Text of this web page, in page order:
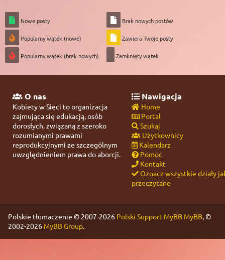
Nowe posty
Popularny wątek (nowe)
Popularny wątek (brak nowych)
Brak nowych postów
Zawiera Twoje posty
Zamknięty wątek
O nas
Kobiety w Sieci to organizacja
zajmująca się edukacją, osób
dorosłych, związaną z szeroko
rozumianymi prawami
reprodukcyjnymi ze szczególnym
uwzględnieniem prawa do aborcji.
Nawigacja
Home
Portal
Szukaj
Użytkownicy
Kalendarz
Pomoc
Kontakt
Oznacz wszystkie działy
przeczytane
Polskie tłumaczenie © 2007-2026 Polski Support MyBB MyBB, ©
2002-2026 MyBB Group.